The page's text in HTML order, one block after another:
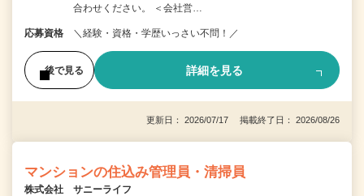
合わせください。 ＜会社営…
応募資格 ＼経験・資格・学歴いっさい不問！／
後で見る 詳細を見る
更新日： 2026/07/17 掲載終了日： 2026/08/26
マンションの住込み管理員・清掃員
株式会社 サニーライフ